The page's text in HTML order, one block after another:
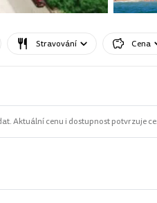
Stravování Cena
Aktuální cenu i dostupnost potvrzuje